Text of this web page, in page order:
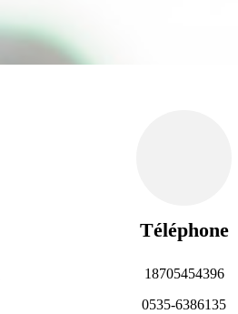
Téléphone
18705454396
0535-6386135